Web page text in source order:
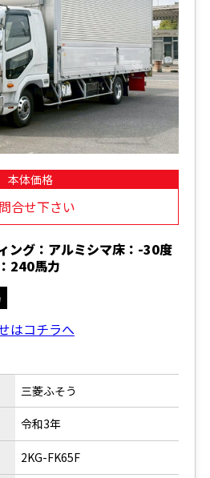
本体価格
合せ下さい
ング：アルミシマ床：-30度
240馬力
はコチラへ
三菱ふそう
令和3年
2KG-FK65F